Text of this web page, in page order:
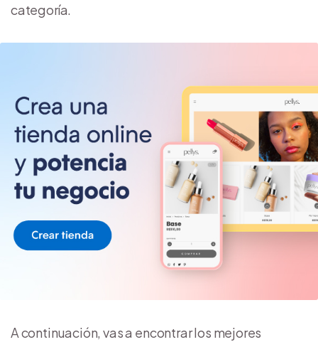
categoría.
A continuación, vas a encontrar los mejores